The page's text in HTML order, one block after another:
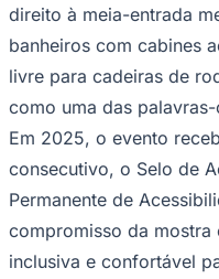
direito à meia-entrada
banheiros com cabines
livre para cadeiras de
como uma das palavras-
Em 2025, o evento
consecutivo, o Selo de
Permanente de
compromisso da mostra
inclusiva e confortável